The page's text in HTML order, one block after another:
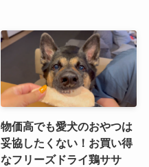
物価高でも愛犬のおやつは
妥協したくない！お買い得
なフリーズドライ鶏ササ